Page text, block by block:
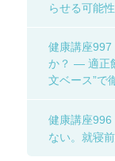
らせる可能
健康講座
か？ ― 適正
文ベース”で
健康講座
ない。就寝